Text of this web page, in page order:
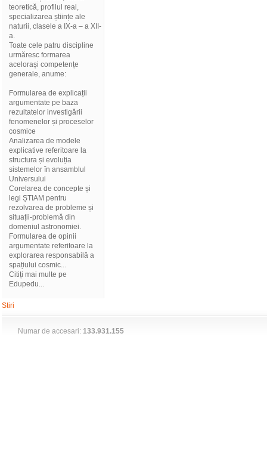
teoretică, profilul real,
specializarea științe ale
naturii, clasele a IX-a – a XII-
a.
Toate cele patru discipline
urmăresc formarea
acelorași competențe
generale, anume:
Formularea de explicații
argumentate pe baza
rezultatelor investigării
fenomenelor și proceselor
cosmice
Analizarea de modele
explicative referitoare la
structura și evoluția
sistemelor în ansamblul
Universului
Corelarea de concepte și
legi ȘTIAM pentru
rezolvarea de probleme și
situații-problemă din
domeniul astronomiei.
Formularea de opinii
argumentate referitoare la
explorarea responsabilă a
spațiului cosmic...
Citiți mai multe pe
Edupedu...
Stiri
Numar de accesari: 133.931.155